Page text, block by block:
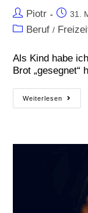
Piotr 31.
Beruf /
Als Kind habe
Brot „gesegnet“
Weiterlesen